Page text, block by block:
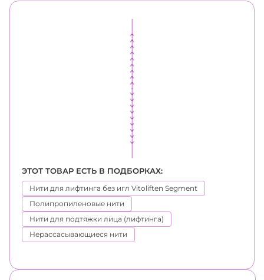
ЭТОТ ТОВАР ЕСТЬ В ПОДБОРКАХ:
Нити для лифтинга без игл Vitoliften Segment
Полипропиленовые нити
Нити для подтяжки лица (лифтинга)
Нерассасывающиеся нити